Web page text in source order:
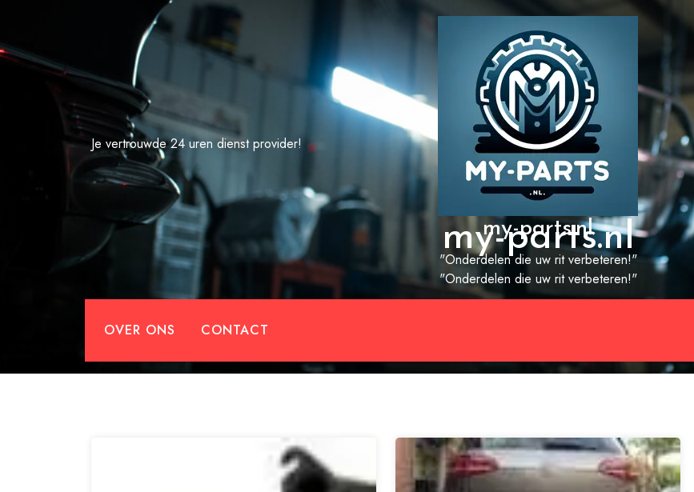
de
Je vertrouwde 24 uren dienst provider!
my-parts.nl
"Onderdelen die uw rit verbeteren!"
OVER ONS CONTACT
my-parts.nl
"Onderdelen die uw rit verbeteren!"